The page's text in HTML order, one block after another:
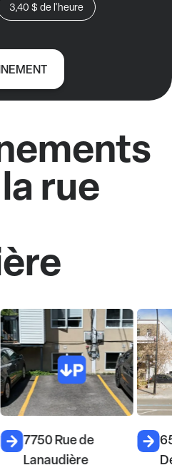
3,40 $ de l'heure
rue
7750 Rue de
Lanaudière